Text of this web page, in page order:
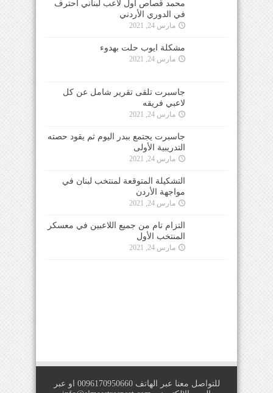
محمد قصاص اول لاعب لبناني احترف
في الدوري الأردني
مارس 24, 2021
مشكلة ايوب حلت بهدوء
مارس 24, 2021
جاسبرت تلقى تقرير شامل عن كل
لاعبي فريقه
مارس 24, 2021
جاسبرت يجتمع ببدر اليوم ثم يقود حصته
التدريبية الأولى
مارس 24, 2021
التشكيلة المتوقعة لمنتخب لبنان في
مواجهة الأردن
مارس 24, 2021
التزام تام من جميع اللاعبين في معسكر
المنتخب الأول
مارس 24, 2021
للتواصل معنا عبر الهاتف 0096170950660 او عبر